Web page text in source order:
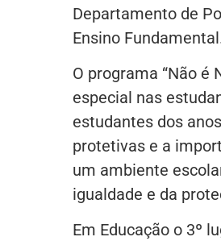
Departamento de
Ensino
O programa “Não é
especial nas
estudantes dos
protetivas e a
um ambiente
igualdade e da
Em Educação o 3º